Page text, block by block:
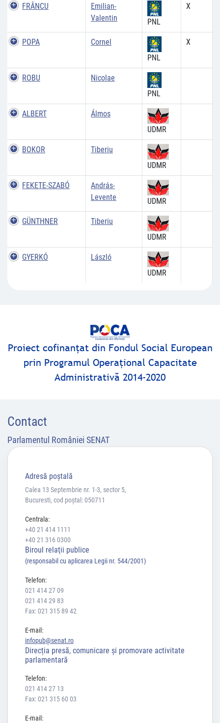
FRÂNCU
Emilian-
Valentin
PNL
X
POPA
Cornel
PNL
X
ROBU
Nicolae
PNL
ALBERT
Álmos
UDMR
BOKOR
Tiberiu
UDMR
FEKETE-SZABÓ
András-
Levente
UDMR
GÜNTHNER
Tiberiu
UDMR
GYERKÓ
László
UDMR
Proiect cofinanţat din Fondul Social European
prin Programul Operaţional Capacitate
Administrativă 2014-2020
Contact
Parlamentul României SENAT
Adresă poştală
Calea 13 Septembrie nr. 1-3, sector 5,
Bucuresti, cod poștal: 050711
Centrala:
+40 21 414 1111
+40 21 316 0300
Biroul relaţii publice
(responsabil cu aplicarea Legii nr. 544/2001)
Telefon:
021 414 27 09
021 414 29 83
Fax: 021 315 89 42
E-mail:
infopub@senat.ro
Direcția presă, comunicare și promovare activitate
parlamentară
Telefon:
021 414 27 13
Fax: 021 315 60 03
E-mail: